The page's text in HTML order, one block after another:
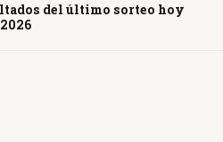
del último sorteo hoy